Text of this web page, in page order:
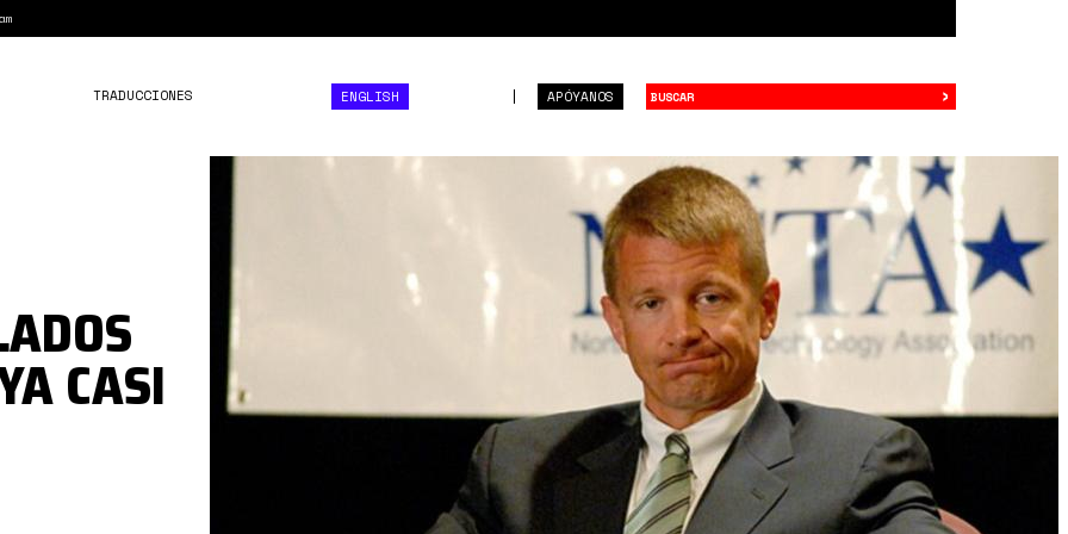
APÓYANOS
TRADUCCIONES ENGLISH ›
alnavio.es_fotos_1_12223_1120-
Blackwater-
Erik-
Prince.jpg
CASI